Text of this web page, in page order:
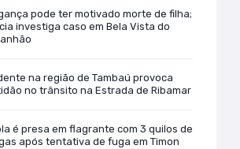
pode ter motivado morte de filha;
investiga caso em Bela Vista do
na região de Tambaú provoca
no trânsito na Estrada de Ribamar
é presa em flagrante com 3 quilos de
após tentativa de fuga em Timon